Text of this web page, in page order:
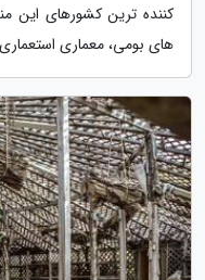
کننده ترین کشورهای این
های بومی، معماری